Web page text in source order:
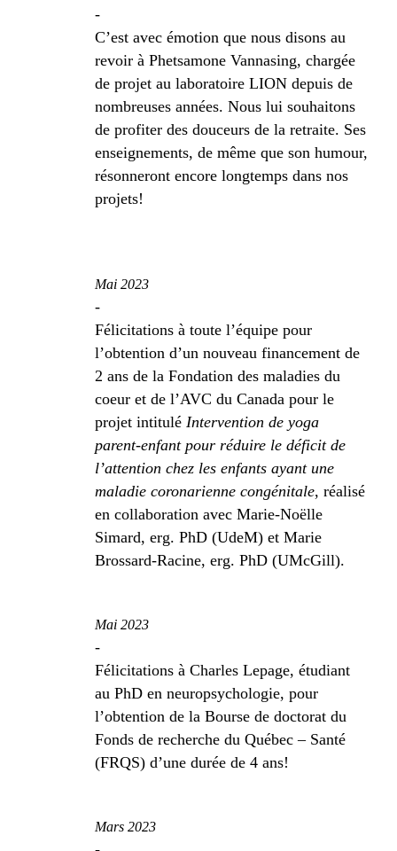
-
C’est avec émotion que nous disons au
revoir à Phetsamone Vannasing, chargée
de projet au laboratoire LION depuis de
nombreuses années. Nous lui souhaitons
de profiter des douceurs de la retraite. Ses
enseignements, de même que son humour,
résonneront encore longtemps dans nos
projets!
Mai 2023
-
Félicitations à toute l’équipe pour
l’obtention d’un nouveau financement de
2 ans de la Fondation des maladies du
coeur et de l’AVC du Canada pour le
projet intitulé Intervention de yoga
parent-enfant pour réduire le déficit de
l’attention chez les enfants ayant une
maladie coronarienne congénitale, réalisé
en collaboration avec Marie-Noëlle
Simard, erg. PhD (UdeM) et Marie
Brossard-Racine, erg. PhD (UMcGill).
Mai 2023
-
Félicitations à Charles Lepage, étudiant
au PhD en neuropsychologie, pour
l’obtention de la Bourse de doctorat du
Fonds de recherche du Québec – Santé
(FRQS) d’une durée de 4 ans!
Mars 2023